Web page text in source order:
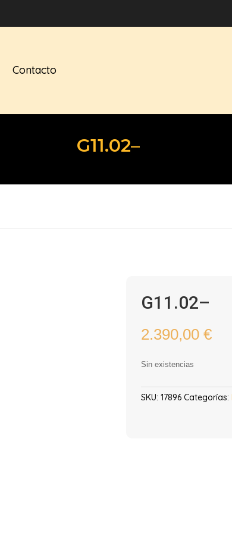
Contacto
G11.02–
G11.02–
2.390,00 €
Sin existencias
SKU: 17896 Categorías: